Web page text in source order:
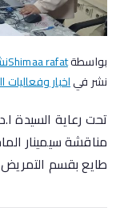
بواسطةShimaa rafat
نشر فياخبار وفعاليات
تحت رعاية السيدة
مناقشة سيمينار
طايع بقسم